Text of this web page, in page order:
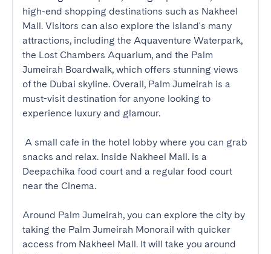
high-end shopping destinations such as Nakheel
Mall. Visitors can also explore the island's many
attractions, including the Aquaventure Waterpark,
the Lost Chambers Aquarium, and the Palm
Jumeirah Boardwalk, which offers stunning views
of the Dubai skyline. Overall, Palm Jumeirah is a
must-visit destination for anyone looking to
experience luxury and glamour.
snacks and relax. Inside Nakheel Mall. is a
Deepachika food court and a regular food court
near the Cinema.
Around Palm Jumeirah, you can explore the city by
taking the Palm Jumeirah Monorail with quicker
access from Nakheel Mall. It will take you around